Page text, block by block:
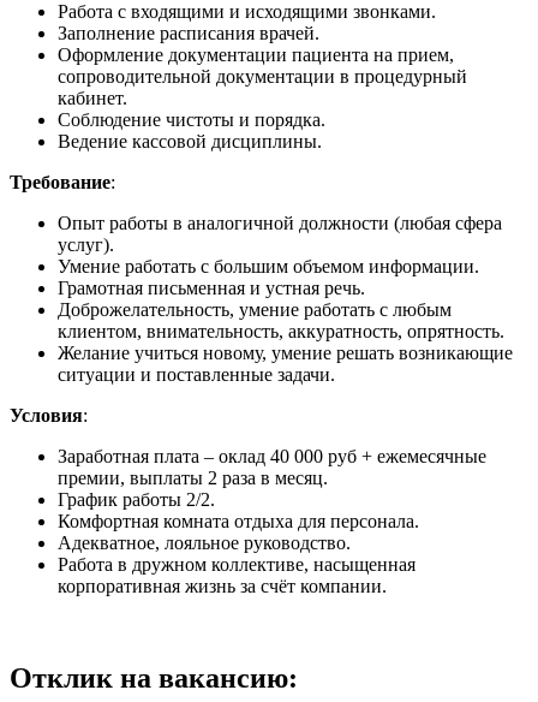
Работа с входящими и исходящими звонками.
Заполнение расписания врачей.
Оформление документации пациента на прием,
сопроводительной документации в процедурный
кабинет.
Соблюдение чистоты и порядка.
Ведение кассовой дисциплины.
Требование:
Опыт работы в аналогичной должности (любая сфера
услуг).
Умение работать с большим объемом информации.
Грамотная письменная и устная речь.
Доброжелательность, умение работать с любым
клиентом, внимательность, аккуратность, опрятность.
Желание учиться новому, умение решать возникающие
ситуации и поставленные задачи.
Условия:
Заработная плата – оклад 40 000 руб + ежемесячные
премии, выплаты 2 раза в месяц.
График работы 2/2.
Комфортная комната отдыха для персонала.
Адекватное, лояльное руководство.
Работа в дружном коллективе, насыщенная
корпоративная жизнь за счёт компании.
Отклик на вакансию: